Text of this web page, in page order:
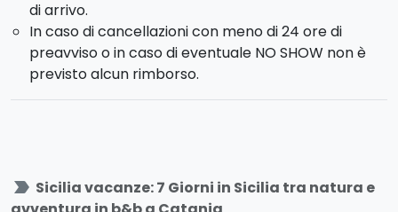
esperto. Tra un tuffo e un po di relax, scoprirete i
Faraglioni e l'isola Lachea!
GIORNO 7
inclusa.
di arrivo.
In caso di cancellazioni con meno di 24 ore di
preavviso o in caso di eventuale NO SHOW non è
previsto alcun rimborso.
label_important Sicilia vacanze: 7 Giorni in Sicilia tra natura e